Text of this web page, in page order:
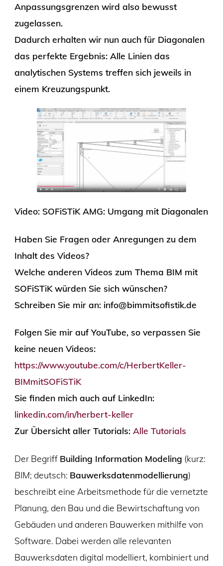
Anpassungsgrenzen wird also bewusst
zugelassen.
Dadurch erhalten wir nun auch für Diagonalen
das perfekte Ergebnis: Alle Linien das
analytischen Systems treffen sich jeweils in
einem Kreuzungspunkt.
Video: SOFiSTiK AMG: Umgang mit Diagonalen
Haben Sie Fragen oder Anregungen zu dem
Inhalt des Videos?
Welche anderen Videos zum Thema BIM mit
SOFiSTiK würden Sie sich wünschen?
Schreiben Sie mir an: info@bimmitsofistik.de
Folgen Sie mir auf YouTube, so verpassen Sie
keine neuen Videos:
https://www.youtube.com/c/HerbertKeller-
BIMmitSOFiSTiK
Sie finden mich auch auf LinkedIn:
linkedin.com/in/herbert-keller
Zur Übersicht aller Tutorials: Alle Tutorials
Der Begriff Building Information Modeling (kurz:
BIM; deutsch: Bauwerksdatenmodellierung)
beschreibt eine Arbeitsmethode für die vernetzte
Planung, den Bau und die Bewirtschaftung von
Gebäuden und anderen Bauwerken mithilfe von
Software. Dabei werden alle relevanten
Bauwerksdaten digital modelliert, kombiniert und